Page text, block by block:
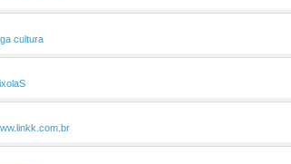
cultura